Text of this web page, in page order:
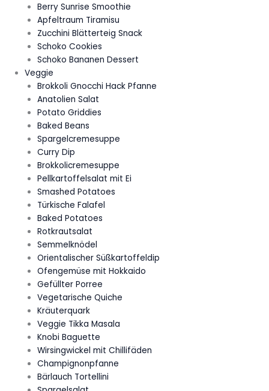
Berry Sunrise Smoothie
Apfeltraum Tiramisu
Zucchini Blätterteig Snack
Schoko Cookies
Schoko Bananen Dessert
Veggie
Brokkoli Gnocchi Hack Pfanne
Anatolien Salat
Potato Griddies
Baked Beans
Spargelcremesuppe
Curry Dip
Brokkolicremesuppe
Pellkartoffelsalat mit Ei
Smashed Potatoes
Türkische Falafel
Baked Potatoes
Rotkrautsalat
Semmelknödel
Orientalischer Süßkartoffeldip
Ofengemüse mit Hokkaido
Gefüllter Porree
Vegetarische Quiche
Kräuterquark
Veggie Tikka Masala
Knobi Baguette
Wirsingwickel mit Chillifäden
Champignonpfanne
Bärlauch Tortellini